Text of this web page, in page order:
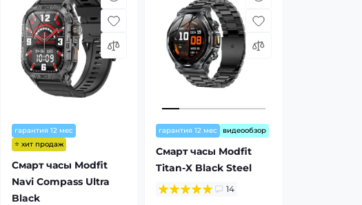
гарантия 12 мес
⭐ хит продаж
Смарт часы Modfit
Navi Compass Ultra
Black
гарантия 12 мес видеообзор
Смарт часы Modfit
Titan-X Black Steel
14